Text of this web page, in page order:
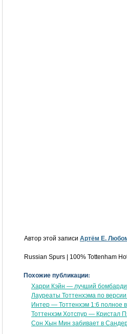
Автор этой записи Артём Е.
Russian Spurs | 100% Tottenham
Похожие публикации:
Харри Кэйн — лучший
Лауреаты Тоттенхэма по
Интер — Тоттенхэм 1:6 полное
Тоттенхэм Хотспур — Кристал
Сон Хын Мин забивает в